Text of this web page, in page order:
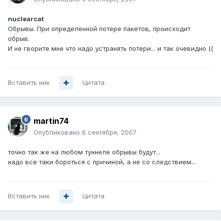
nuclearcat
Обрывы. При определенной потере пакетов, происходит
обрыв.
И не гворите мне что надо устранять потери... и так очевидно ((
Вставить ник Цитата
martin74
Опубликовано 6 сентября, 2007
точно так же на любом туннеле обрывы будут...
надо все таки бороться с причиной, а не со следствием...
Вставить ник Цитата